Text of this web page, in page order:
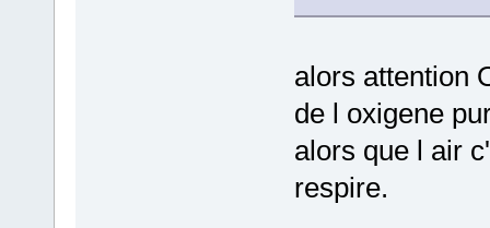
alors attention
de l oxigene
alors que l air
respire.